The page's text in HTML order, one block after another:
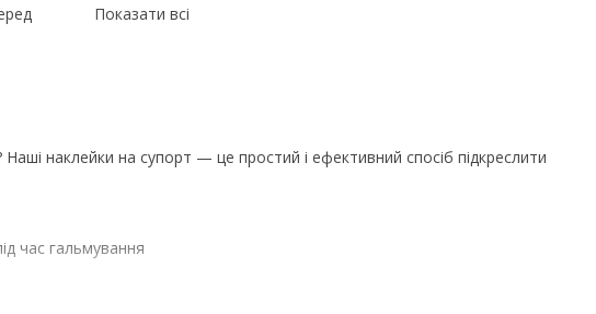
Показати всі
Наші наклейки на супорт — це простий і ефективний спосіб підкреслити
час гальмування